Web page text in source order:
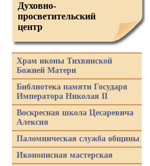
Духовно-
просветительский
центр
Храм иконы Тихвинской
Божией Матери
Библиотека памяти Государя
Императора Николая II
Воскресная школа Цесаревича
Алексия
Паломническая служба общины
Иконописная мастерская